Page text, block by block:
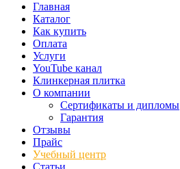
Главная
Каталог
Как купить
Оплата
Услуги
YouTube канал
Клинкерная плитка
О компании
Сертификаты и дипломы
Гарантия
Отзывы
Прайс
Учебный центр
Статьи